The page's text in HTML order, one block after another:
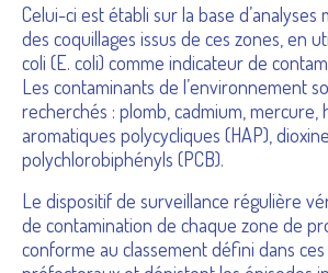
Celui-ci est établi sur la base d’analyses
des coquillages issus de ces zones, en
coli (E. coli) comme indicateur de
Les contaminants de l’environnement
recherchés : plomb, cadmium, mercure,
aromatiques polycycliques (HAP),
polychlorobiphényls (PCB).
Le dispositif de surveillance régulière
de contamination de chaque zone de
conforme au classement défini dans